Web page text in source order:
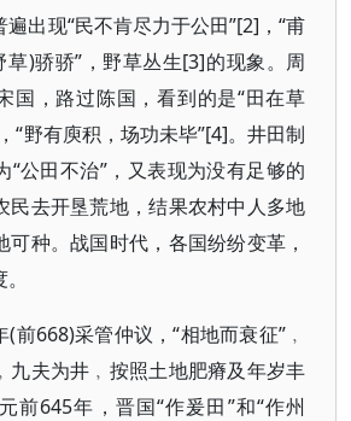
出现“民不肯尽力于公田”[2]，“甫
草)骄骄”，野草丛生[3]的现象。周
国，路过陈国，看到的是“田在草
“野有庾积，场功未毕”[4]。井田制
“公田不治”，又表现为没有足够的
民去开垦荒地，结果农村中人多地
可种。战国时代，各国纷纷变革，
前668)采管仲议，“相地而衰征”﹐
九夫为井﹐按照土地肥瘠及年岁丰
前645年，晋国“作爰田”和“作州